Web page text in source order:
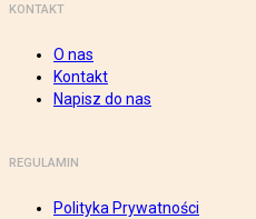
KONTAKT
O nas
Kontakt
Napisz do nas
REGULAMIN
Polityka Prywatności